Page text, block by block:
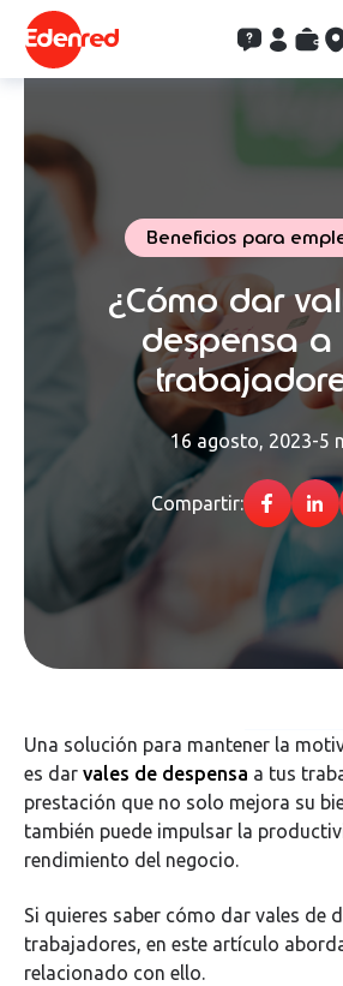
Contacto
Clientes
Saldo
Beneficios para
¿Cómo dar
despensa a
16 agosto, 2023-5
Compartir:
Una solución para mantener la
es dar vales de despensa a tus
prestación que no solo mejora su
también puede impulsar la
rendimiento del negocio.
Si quieres saber cómo dar vales de
trabajadores, en este artículo
relacionado con ello.